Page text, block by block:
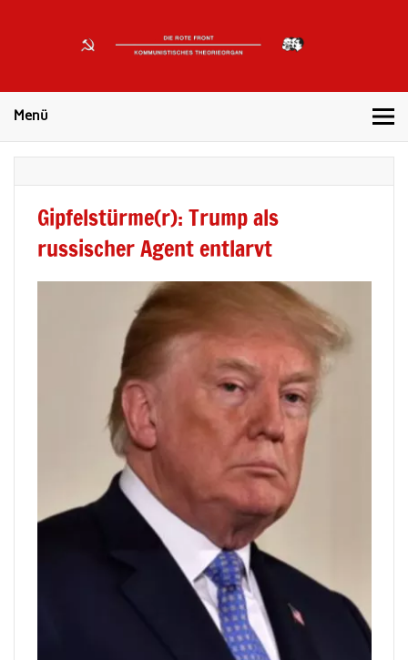
FRONT
Menü
Gipfelstürme(r): Trump als
russischer Agent entlarvt